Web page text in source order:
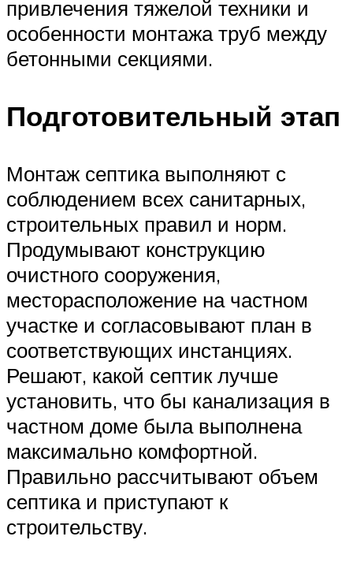
привлечения тяжелой техники и
особенности монтажа труб между
бетонными секциями.
Подготовительный этап
Монтаж септика выполняют с
соблюдением всех санитарных,
строительных правил и норм.
Продумывают конструкцию
очистного сооружения,
месторасположение на частном
участке и согласовывают план в
соответствующих инстанциях.
Решают, какой септик лучше
установить, что бы канализация в
частном доме была выполнена
максимально комфортной.
Правильно рассчитывают объем
септика и приступают к
строительству.